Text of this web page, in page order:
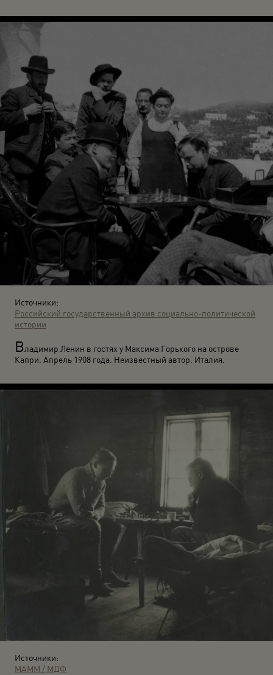
Источники:
Российский государственный архив социально-политической
истории
Владимир Ленин в гостях у Максима Горького на острове
Капри. Апрель 1908 года. Неизвестный автор. Италия.
Источники:
МАММ / МДФ